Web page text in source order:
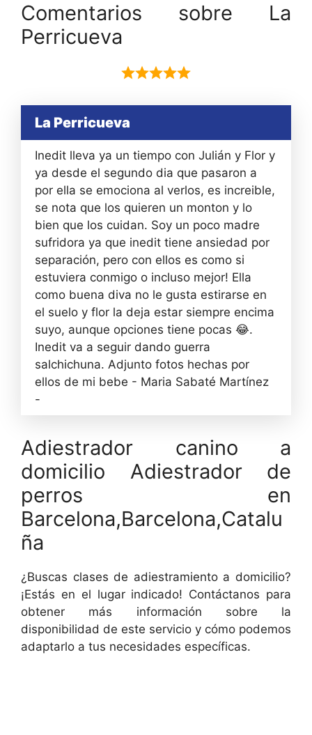
Comentarios sobre La
Perricueva
La Perricueva
Inedit lleva ya un tiempo con Julián y Flor y
ya desde el segundo dia que pasaron a
por ella se emociona al verlos, es increible,
se nota que los quieren un monton y lo
bien que los cuidan. Soy un poco madre
sufridora ya que inedit tiene ansiedad por
separación, pero con ellos es como si
estuviera conmigo o incluso mejor! Ella
como buena diva no le gusta estirarse en
el suelo y flor la deja estar siempre encima
suyo, aunque opciones tiene pocas 😂.
Inedit va a seguir dando guerra
salchichuna. Adjunto fotos hechas por
ellos de mi bebe - Maria Sabaté Martínez
-
Adiestrador canino a
domicilio Adiestrador de
perros en
Barcelona,Barcelona,Catalu
ña
¿Buscas clases de adiestramiento a domicilio?
¡Estás en el lugar indicado! Contáctanos para
obtener más información sobre la
disponibilidad de este servicio y cómo podemos
adaptarlo a tus necesidades específicas.